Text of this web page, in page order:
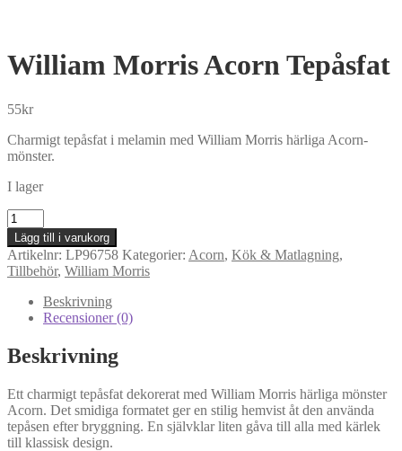
William Morris Acorn Tepåsfat
55kr
Charmigt tepåsfat i melamin med William Morris härliga Acorn-
mönster.
I lager
William
Morris
Acorn
Tepåsfat
mängd
Lägg till i varukorg
Artikelnr: LP96758 Kategorier: Acorn, Kök & Matlagning,
Tillbehör, William Morris
Beskrivning
Recensioner (0)
Beskrivning
Ett charmigt tepåsfat dekorerat med William Morris härliga mönster
Acorn. Det smidiga formatet ger en stilig hemvist åt den använda
tepåsen efter bryggning. En självklar liten gåva till alla med kärlek
till klassisk design.